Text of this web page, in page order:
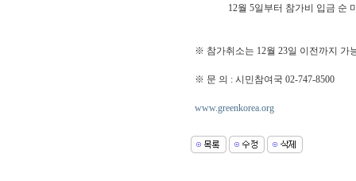
12월 5일부터 참가비 입금 순
※ 참가취소는 12월 23일 이전까지 가
※ 문 의 : 시민참여국 02-747-8500
www.greenkorea.org